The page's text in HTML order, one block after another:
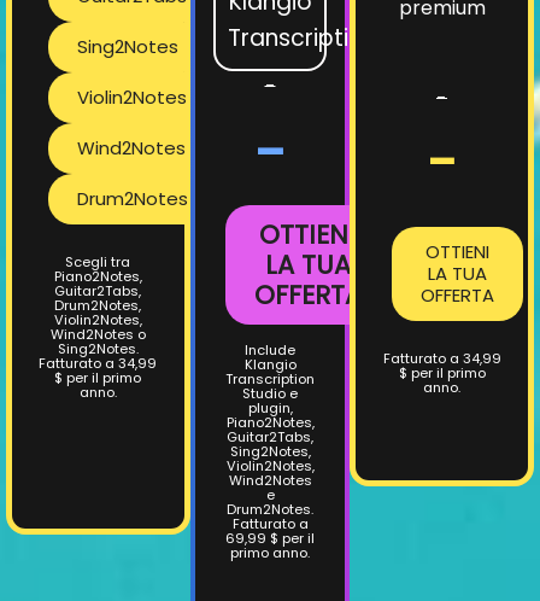
Sing2Notes
Violin2Notes
Wind2Notes
Drum2Notes
Scegli tra
Piano2Notes,
Guitar2Tabs,
Drum2Notes,
Violin2Notes,
Wind2Notes o
Sing2Notes.
Fatturato a 34,99
$ per il primo
anno.
Transcription
-
-
OTTIENI
LA TUA
OFFERTA
Include
Klangio
Transcription
Studio e
plugin,
Piano2Notes,
Guitar2Tabs,
Sing2Notes,
Violin2Notes,
Wind2Notes
e
Drum2Notes.
Fatturato a
69,99 $ per il
primo anno.
premium
-
-
OTTIENI
LA TUA
OFFERTA
Fatturato a 34,99
$ per il primo
anno.